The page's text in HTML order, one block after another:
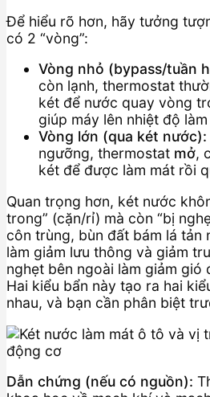
Để hiểu rõ hơn, hãy tưởng
có 2 “vòng”:
Vòng nhỏ (bypass/tuần
còn lạnh, thermostat
két để nước quay vòng
giúp máy lên nhiệt độ
Vòng lớn (qua két nước):
ngưỡng, thermostat mở,
két để được làm mát rồi
Quan trọng hơn, két nước
trong” (cặn/rỉ) mà còn “bị
côn trùng, bùn đất bám lá tản
làm giảm lưu thông và giảm
nghẹt bên ngoài làm giảm gió
Hai kiểu bẩn này tạo ra hai
nhau, và bạn cần phân biệt
Dẫn chứng (nếu có nguồn):